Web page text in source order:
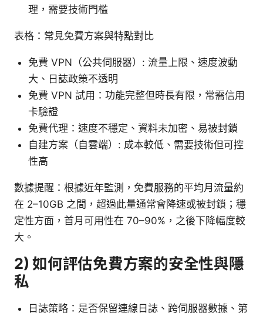
理，需要技術門檻
表格：常見免費方案與特點對比
免費 VPN（公共伺服器）: 流量上限、速度波動
大、日誌政策不透明
免費 VPN 試用：功能完整但時長有限，常需信用
卡驗證
免費代理：速度不穩定、資料未加密、易被封鎖
自建方案（自雲端）: 成本較低、需要技術但可控
性高
數據提醒：根據近年監測，免費服務的平均月流量約
在 2–10GB 之間，超過此量通常會降速或被封鎖；穩
定性方面，首月可用性在 70–90%，之後下降幅度較
大。
2) 如何評估免費方案的安全性與隱
私
日誌策略：是否保留連線日誌、跨伺服器數據、第